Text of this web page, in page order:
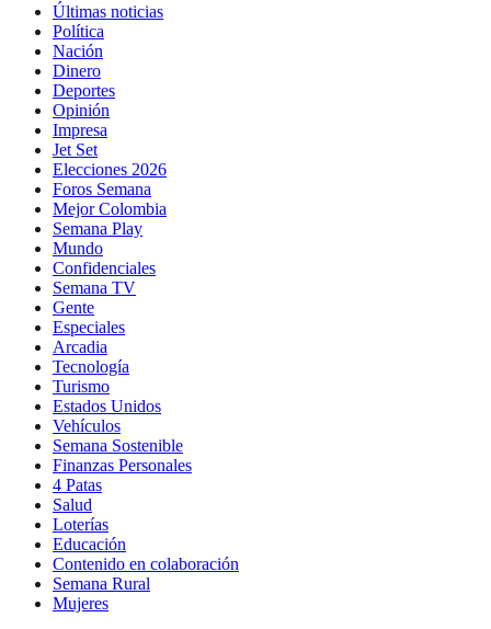
Últimas noticias
Política
Nación
Dinero
Deportes
Opinión
Impresa
Jet Set
Elecciones 2026
Foros Semana
Mejor Colombia
Semana Play
Mundo
Confidenciales
Semana TV
Gente
Especiales
Arcadia
Tecnología
Turismo
Estados Unidos
Vehículos
Semana Sostenible
Finanzas Personales
4 Patas
Salud
Loterías
Educación
Contenido en colaboración
Semana Rural
Mujeres